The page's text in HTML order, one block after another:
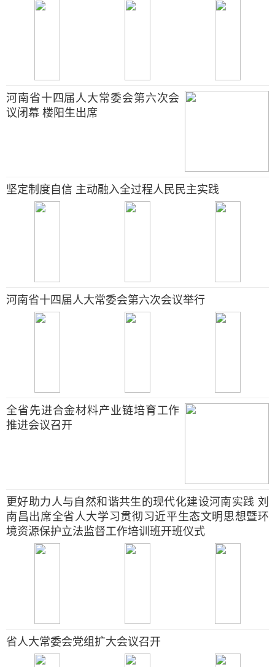
河南省十四届人大常委会第六次会
议闭幕 楼阳生出席
坚定制度自信 主动融入全过程人民民主实践
河南省十四届人大常委会第六次会议举行
全省先进合金材料产业链培育工作
推进会议召开
更好助力人与自然和谐共生的现代化建设河南实践 刘
南昌出席全省人大学习贯彻习近平生态文明思想暨环
境资源保护立法监督工作培训班开班仪式
省人大常委会党组扩大会议召开